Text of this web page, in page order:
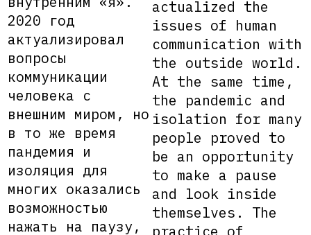
2020 год
актуализировал
вопросы
коммуникации
человека с
внешним миром, но
в то же время
пандемия и
изоляция для
многих оказались
возможностью
нажать на паузу,
actualized the
issues of human
communication with
the outside world.
At the same time,
the pandemic and
isolation for many
people proved to
be an opportunity
to make a pause
and look inside
themselves. The
practice of